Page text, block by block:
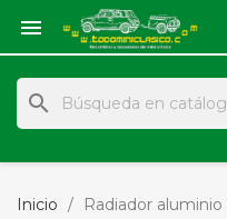

search
Inicio Radiador